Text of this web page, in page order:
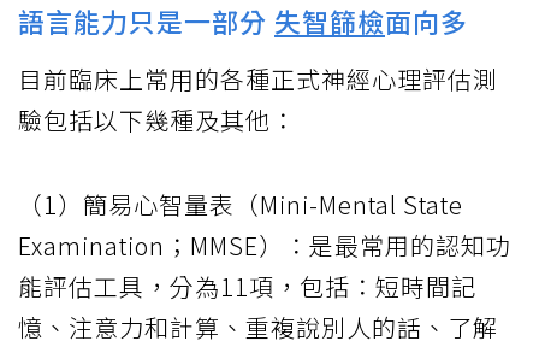
語言能力只是一部分 失智篩檢面向多
目前臨床上常用的各種正式神經心理評估測
驗包括以下幾種及其他：
（1）簡易心智量表（Mini-Mental State
Examination；MMSE）：是最常⽤的認知功
能評估⼯具，分為11項，包括：短時間記
憶、注意⼒和計算、重複說別⼈的話、了解